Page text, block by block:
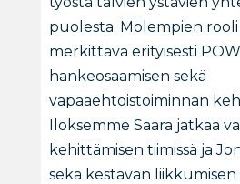
puolesta. Molempien
merkittävä erityisesti
hankeosaamisen sekä
vapaaehtoistoiminnan
Iloksemme Saara jatkaa
kehittämisen tiimissä ja
sekä kestävän liikkumisen